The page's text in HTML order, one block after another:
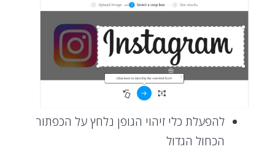
להפעלת כלי זיהוי הגופן נלחץ על הכפתור
הכחול הגדול